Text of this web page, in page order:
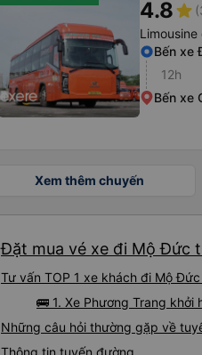
4.8star
Bến xe
12h
Bến xe
Xem thêm chuyến
Đặt mua vé xe đi Mộ Đức
Tư vấn TOP 1 xe khách đi Mộ
🚌 1. Xe Phương Trang khởi
Những câu hỏi thường gặp về